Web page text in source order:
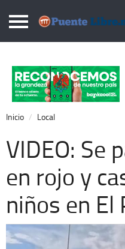
Puentelibre.mx
Local
Nacional
Opinión
Cronos
Economía
Espectáculos
Extra +
Inicio Local
VIDEO: Se
en rojo y
niños en El